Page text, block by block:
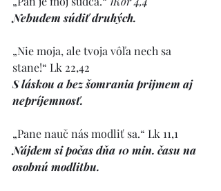
Nebudem súdiť druhých.
„Nie moja, ale tvoja vôľa nech sa
stane!“ Lk 22,42
S láskou a bez šomrania prijmem aj
nepríjemnosť.
„Pane nauč nás modliť sa.“ Lk 11,1
Nájdem si počas dňa 10 min. času na
osobnú modlitbu.